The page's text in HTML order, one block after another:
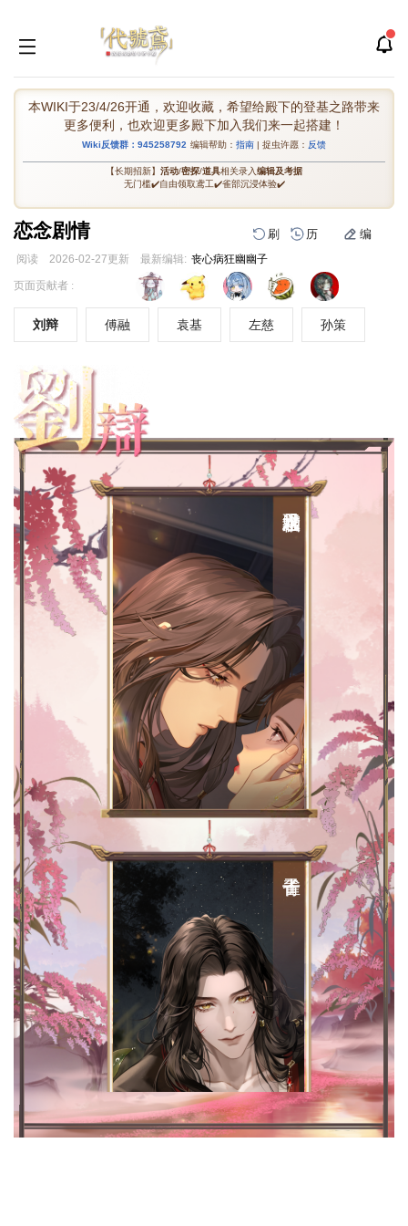
本WIKI于23/4/26开通，欢迎收藏，希望给殿下的登基之路带来
更多便利，也欢迎更多殿下加入我们来一起搭建！
Wiki反馈群：945258792 编辑帮助： 指南 | 捉虫许愿： 反馈
【长期招新】 活动/密探/道具相关录入编辑及考据
无门槛✔️自由领取鸢工✔️雀部沉浸体验✔️
恋念剧情 刷 历 编
阅读 2026-02-27更新 最新编辑: 丧心病狂幽幽子
跳
跳
页面贡献者 :
刘辩 傅融 袁基 左慈 孙策